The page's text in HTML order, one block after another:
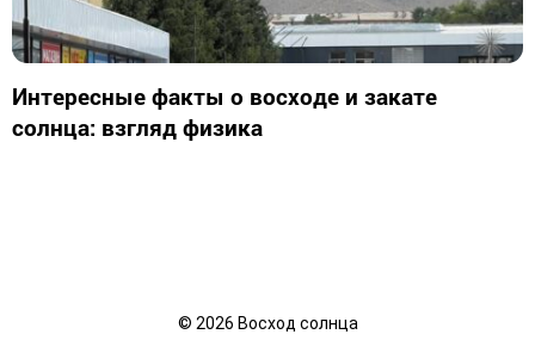
Интересные факты о восходе и закате
солнца: взгляд физика
© 2026 Восход солнца